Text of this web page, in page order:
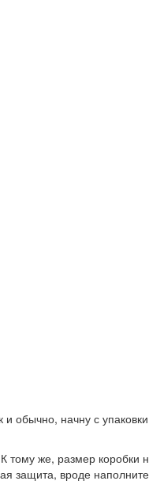
обычно, начну с
же, размер
защита, вроде